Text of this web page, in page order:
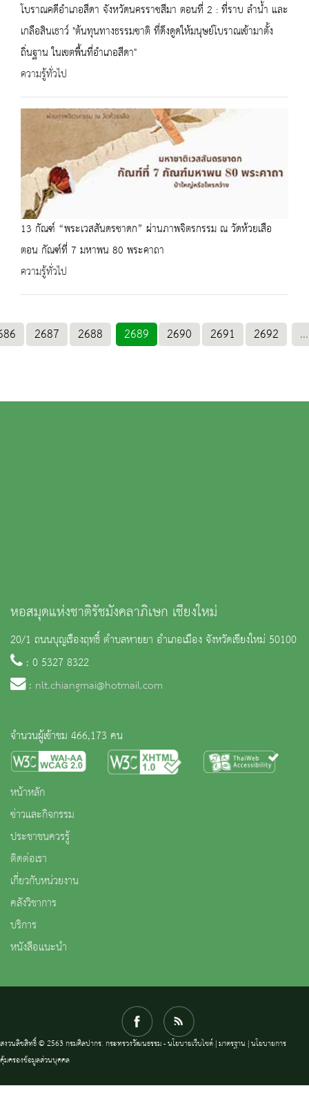
โบราณคดีอำเภอสีดา จังหวัดนครราชสีมา ตอนที่ 2 : ที่ราบ ลำน้ำ และ
เกลือสินเธาว์ "ต้นทุนทางธรรมชาติ ที่ดึงดูดให้มนุษย์โบราณเข้ามาตั้ง
ถิ่นฐาน ในเขตพื้นที่อำเภอสีดา"
ความรู้ทั่วไป
13 กัณฑ์ “พระเวสสันดรชาดก” ผ่านภาพจิตรกรรม ณ วัดห้วยเสือ
ตอน กัณฑ์ที่ 7 มหาพน 80 พระคาถา
ความรู้ทั่วไป
2687 2688 2689 2690 2691 2692 ...
หอสมุดแห่งชาติรัชมังคลาภิเษก เชียงใหม่
20/1 ถนนบุญเรืองฤทธิ์ ตำบลหายยา อำเภอเมือง จังหวัดเชียงใหม่ 50100
: 0 5327 8322
: nlt.chiangmai@hotmail.com
จำนวนผู้เข้าชม 466,173 คน
หน้าหลัก
ข่าวและกิจกรรม
ประชาชนควรรู้
ติดต่อเรา
เกี่ยวกับหน่วยงาน
คลังวิชาการ
บริการ
หนังสือแนะนำ
สงวนลิขสิทธิ์ © 2563 กรมศิลปากร. กระทรวงวัฒนธรรม -นโยบายเว็บไซต์|มาตรฐาน |นโยบายการ
คุ้มครองข้อมูลส่วนบุคคล